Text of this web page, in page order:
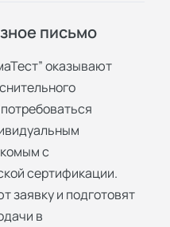
письмо
оказывают
с
сертификации.
заявку и подготовят
в